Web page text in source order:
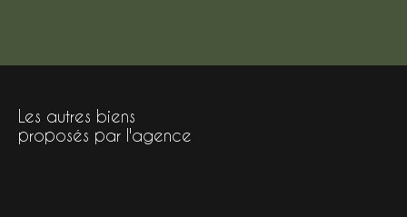
Les autres biens
proposés par l'agence